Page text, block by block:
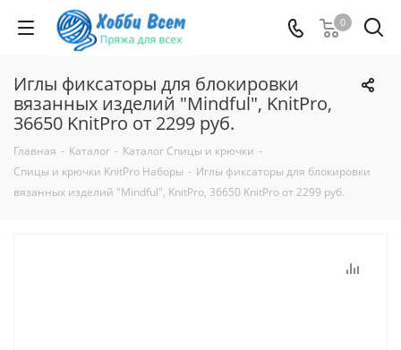
0
Иглы фиксаторы для блокировки
вязанных изделий "Mindful", KnitPro,
36650 KnitPro от 2299 руб.
Главная - Каталог - Каталог Спицы и крючки -
Спицы и крючки KnitPro Наборы - Иглы фиксаторы для блокировки
вязанных изделий "Mindful", KnitPro, 36650 KnitPro от 2299 руб.